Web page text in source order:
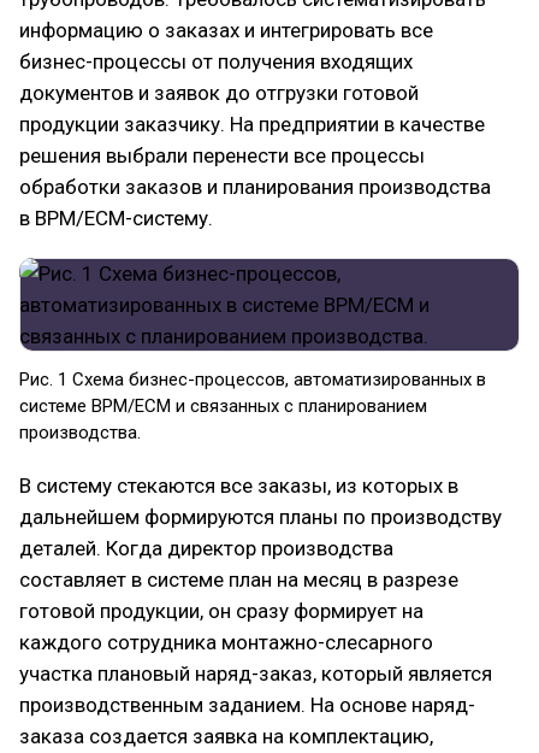
информацию о заказах и интегрировать все
бизнес-процессы от получения входящих
документов и заявок до отгрузки готовой
продукции заказчику. На предприятии в качестве
решения выбрали перенести все процессы
обработки заказов и планирования производства
в BPM/ECM-систему.
Рис. 1 Схема бизнес-процессов, автоматизированных в
системе BPM/ECM и связанных с планированием
производства.
В систему стекаются все заказы, из которых в
дальнейшем формируются планы по производству
деталей. Когда директор производства
составляет в системе план на месяц в разрезе
готовой продукции, он сразу формирует на
каждого сотрудника монтажно-слесарного
участка плановый наряд-заказ, который является
производственным заданием. На основе наряд-
заказа создается заявка на комплектацию,